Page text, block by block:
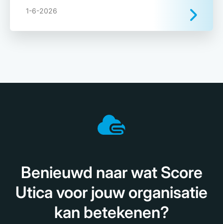
1-6-2026
Benieuwd naar wat Score
Utica voor jouw organisatie
kan betekenen?